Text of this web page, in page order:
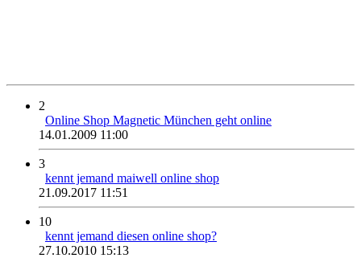
2
Online Shop Magnetic München geht online
14.01.2009 11:00
3
kennt jemand maiwell online shop
21.09.2017 11:51
10
kennt jemand diesen online shop?
27.10.2010 15:13